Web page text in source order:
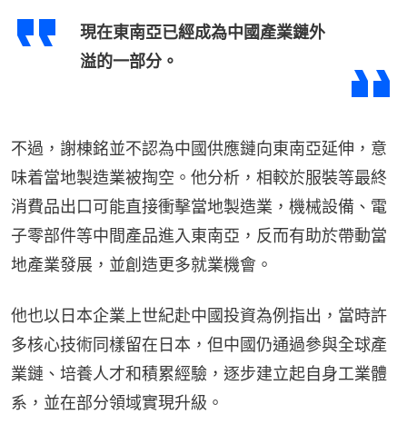
現在東南亞已經成為中國產業鏈外
溢的一部分。
不過，謝棟銘並不認為中國供應鏈向東南亞延伸，意
味着當地製造業被掏空。他分析，相較於服裝等最終
消費品出口可能直接衝擊當地製造業，機械設備、電
子零部件等中間產品進入東南亞，反而有助於帶動當
地產業發展，並創造更多就業機會。
他也以日本企業上世紀赴中國投資為例指出，當時許
多核心技術同樣留在日本，但中國仍通過參與全球產
業鏈、培養人才和積累經驗，逐步建立起自身工業體
系，並在部分領域實現升級。